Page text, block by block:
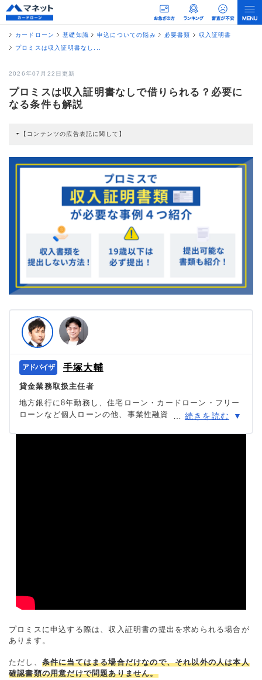
カードローン 基礎知識 申込についての悩み 必要書類
収入証明書
プロミスは収入証明書なし...
2026年07月22日更新
プロミスは収入証明書なしで借りられる？必要に
なる条件も解説
【コンテンツの広告表記に関して】
すると弊社に対して企業から紹介報酬が支払われるという収益モデルです。 た
への口コミ収集などに基づき、公平性を担保した情報提供を行っています。
手塚大輔
貸金業務取扱主任者
地方銀行に8年勤務し、住宅ローン・カードローン・フリー
ローンなど個人ローンの他、事業性融資・創業融資など幅
続きを読む
プロミスに申込する際は、収入証明書の提出を求められる場合が
あります。
ただし、 条件に当てはまる場合だけなので、それ以外の人は本人
確認書類の用意だけで問題ありません。